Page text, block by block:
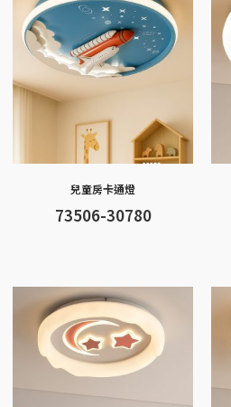
k p
兒童房卡通燈
73506-30780